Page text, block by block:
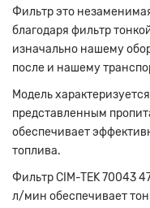
Фильтр это
благодаря фильтр
изначально нашему
после и нашему
Модель
представленным
обеспечивает
топлива.
Фильтр CIM-TEK 70043
л/мин обеспечивает